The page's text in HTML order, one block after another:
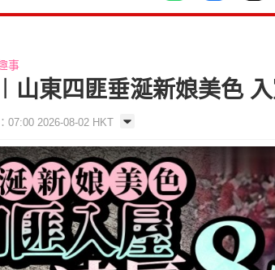
事
山東四匪垂涎新娘美色
07:00 2026-08-02 HKT